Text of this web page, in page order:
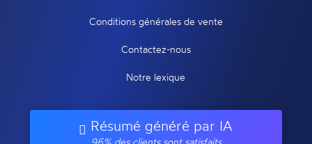
Conditions générales de vente
Contactez-nous
Notre lexique
Résumé généré par IA
96% des clients sont satisfaits